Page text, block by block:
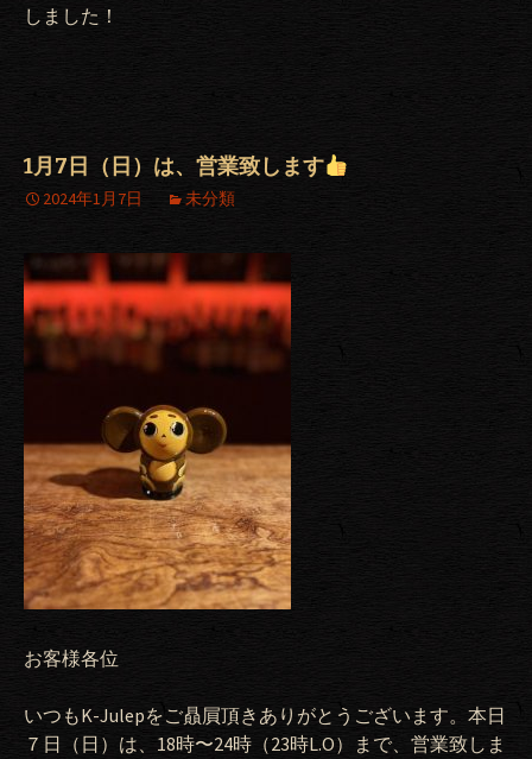
しました！
1月7日（日）は、営業致します
2024年1月7日 未分類
お客様各位
いつもK-Julepをご贔屓頂きありがとうございます。本日
７日（日）は、18時〜24時（23時L.O）まで、営業致しま